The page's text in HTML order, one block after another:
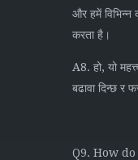
और हमें विभिन्न
करता है।
A8. हो, यो
बढावा दिन्छ र
Q9. How